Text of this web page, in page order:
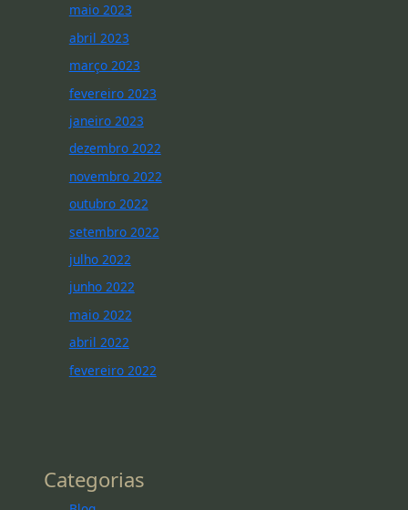
maio 2023
abril 2023
março 2023
fevereiro 2023
janeiro 2023
dezembro 2022
novembro 2022
outubro 2022
setembro 2022
julho 2022
junho 2022
maio 2022
abril 2022
fevereiro 2022
Categorias